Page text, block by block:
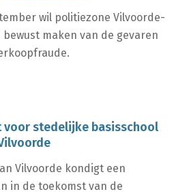
wil politiezone Vilvoorde-
maken van de gevaren
voor stedelijke basisschool
Vilvoorde kondigt een
in de toekomst van de